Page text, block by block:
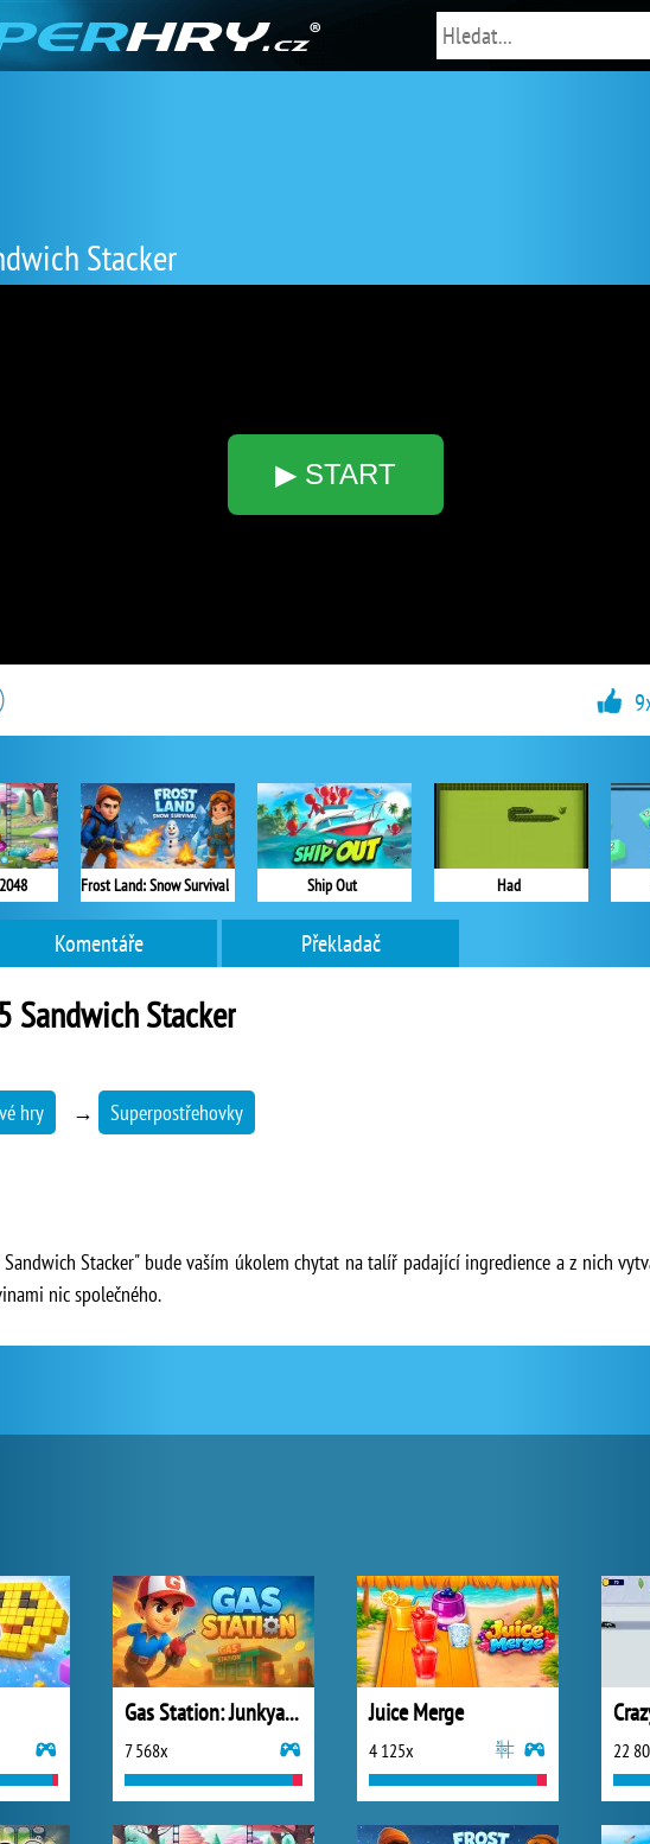
Stacker
▶ START
Frost Land: Snow Survival Ship Out Had
Komentáře Překladač
Sandwich Stacker
hry → Superpostřehovky
Stacker" bude vaším úkolem chytat na talíř padající ingredience a z nich
nic společného.
Gas Station: Junkyard Tycoon
7 568x
Juice Merge
4 125x 22